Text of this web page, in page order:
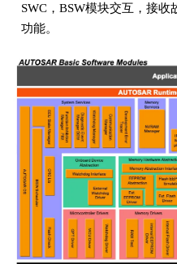
SWC，BSW模块交互，接
功能。